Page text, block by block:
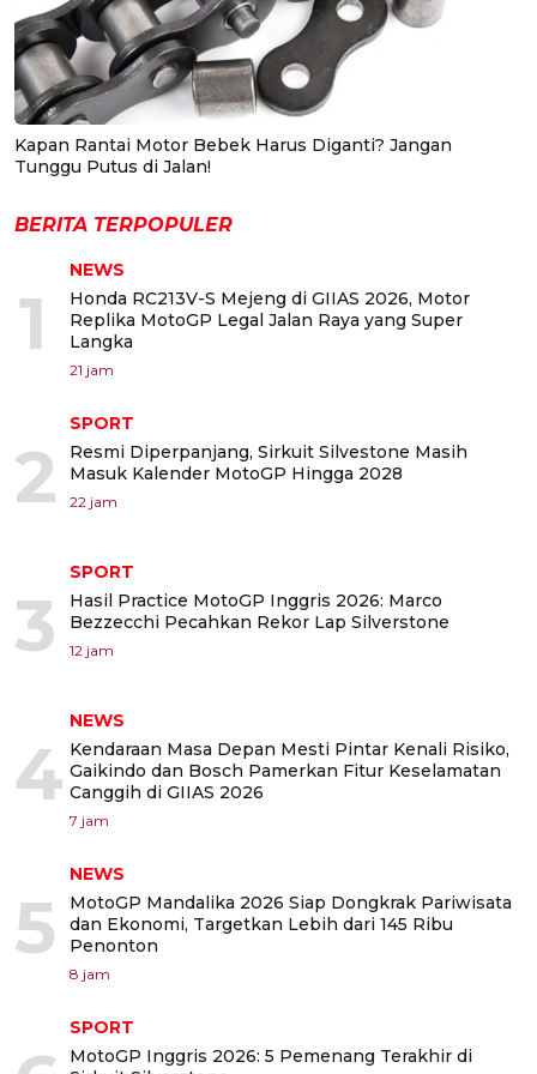
Kapan Rantai Motor Bebek Harus Diganti? Jangan
Tunggu Putus di Jalan!
BERITA TERPOPULER
1
NEWS
Honda RC213V-S Mejeng di GIIAS 2026, Motor
Replika MotoGP Legal Jalan Raya yang Super
Langka
21 jam
2
SPORT
Resmi Diperpanjang, Sirkuit Silvestone Masih
Masuk Kalender MotoGP Hingga 2028
22 jam
3
SPORT
Hasil Practice MotoGP Inggris 2026: Marco
Bezzecchi Pecahkan Rekor Lap Silverstone
12 jam
4
NEWS
Kendaraan Masa Depan Mesti Pintar Kenali Risiko,
Gaikindo dan Bosch Pamerkan Fitur Keselamatan
Canggih di GIIAS 2026
7 jam
5
NEWS
MotoGP Mandalika 2026 Siap Dongkrak Pariwisata
dan Ekonomi, Targetkan Lebih dari 145 Ribu
Penonton
8 jam
SPORT
MotoGP Inggris 2026: 5 Pemenang Terakhir di